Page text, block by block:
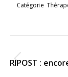
Catégorie
Navigation
commentaire
RIPOST :